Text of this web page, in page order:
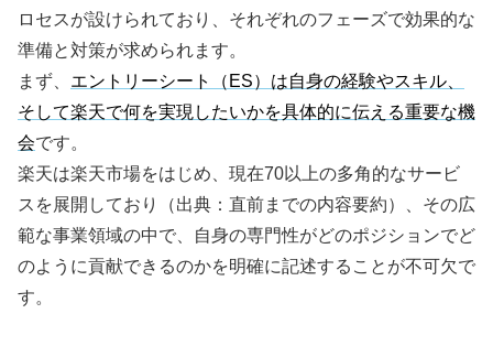
ロセスが設けられており、それぞれのフェーズで効果的な
準備と対策が求められます。
まず、 エントリーシート（ES）は自身の経験やスキル、
そして楽天で何を実現したいかを具体的に伝える重要な機
会です。
楽天は楽天市場をはじめ、現在70以上の多角的なサービ
スを展開しており（出典：直前までの内容要約）、その広
範な事業領域の中で、自身の専門性がどのポジションでど
のように貢献できるのかを明確に記述することが不可欠で
す。